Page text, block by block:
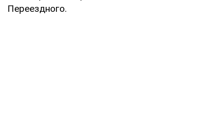
Переездного.